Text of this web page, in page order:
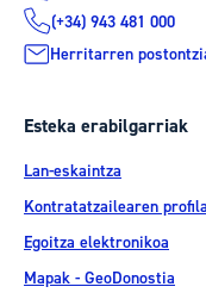
(+34) 943 481 000
Herritarren
Esteka erabilgarriak
Lan-eskaintza
Kontratatzailearen profila
Egoitza elektronikoa
Mapak - GeoDonostia